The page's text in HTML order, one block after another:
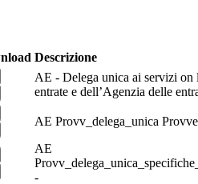
Descrizione
AE - Delega unica ai servizi on
entrate e dell’Agenzia delle
AE Provv_delega_unica
AE
-